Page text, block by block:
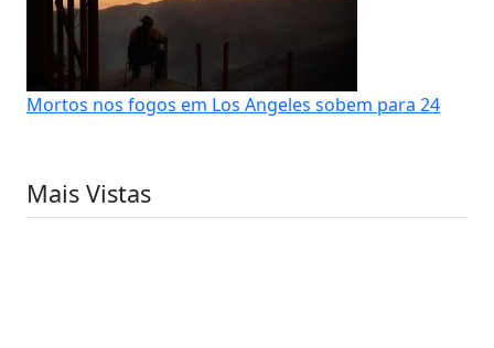
Mortos nos fogos em Los Angeles sobem para 24
Mais Vistas